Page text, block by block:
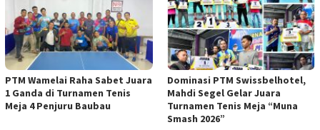
PTM Wamelai Raha Sabet Juara
1 Ganda di Turnamen Tenis
Meja 4 Penjuru Baubau
Dominasi PTM Swissbelhotel,
Mahdi Segel Gelar Juara
Turnamen Tenis Meja “Muna
Smash 2026”